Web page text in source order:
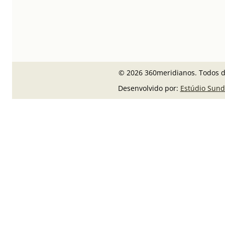
© 2026 360meridianos. Todos
Desenvolvido por: Estúdio